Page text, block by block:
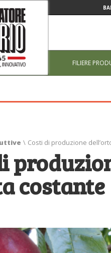
FILIERE
\ Costi di produzione
costante